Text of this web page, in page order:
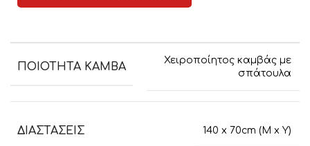
ΠΟΙΟΤΗΤΑ ΚΑΜΒΑ
Χειροποίητος καμβάς με
σπάτουλα
ΔΙΑΣΤΑΣΕΙΣ 140 x 70cm (M x Y)